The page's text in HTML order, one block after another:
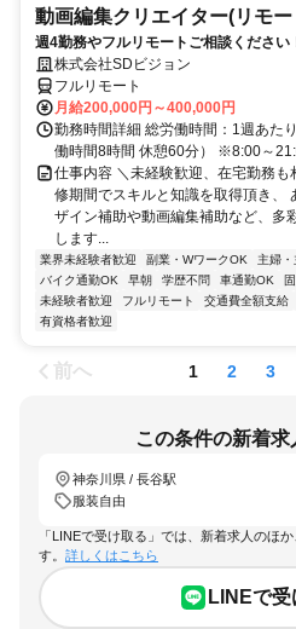
動画編集クリエイター(リモ
週4勤務やフルリモートご相談ください
株式会社SDビジョン
フルリモート
月給200,000円～400,000円
勤務時間詳細 総労働時間：1週あた
働時間8時間 休憩60分） ※8:00～
仕事内容 ＼未経験歓迎、在宅勤務
修期間でスキルと知識を取得頂き、
ザイン補助や動画編集補助など、多
します...
業界未経験者歓迎 副業・WワークOK 主婦
バイク通勤OK
早朝 学歴不問 車通勤OK
未経験者歓迎
フルリモート 交通費全額支給
有資格者歓迎
前へ 1 2 3
この条件の新着
神奈川県 / 長谷駅
服装自由
「LINEで受け取る」では、新着求人のほ
す。 詳しくはこちら
LINEで受